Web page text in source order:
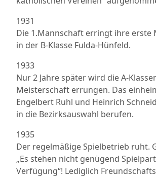
1931
Die 1.Mannschaft erringt ihre erste
in der B-Klasse Fulda-Hünfeld.
1933
Nur 2 Jahre später wird die A-
Meisterschaft errungen. Das
Engelbert Ruhl und Heinrich
in die Bezirksauswahl berufen.
1935
Der regelmäßige Spielbetrieb ruht.
„Es stehen nicht genügend
Verfügung“! Lediglich